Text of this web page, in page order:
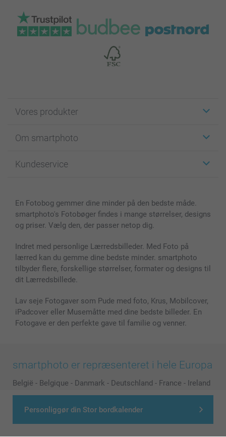
Personliggør din Stor bordkalender
Vores produkter
Fotokort
Fotobøger
Cover til mobil & tablet
MyNameBook
Fotorammer & Tilbehør
Alle fotoprodukter
Om smartphoto
For affiliate
Sitemap
Betingelser og garantier
Kundeservice
smartbonus
Priser & betaling
En Fotobog gemmer dine minder på den bedste måde.
smartphoto's Fotobøger findes i mange størrelser, designs
og priser. Vælg den, der passer netop dig.
Indret med personlige Lærredsbilleder. Med Foto på
lærred kan du gemme dine bedste minder. smartphoto
tilbyder flere, forskellige størrelser, formater og designs til
dit Lærredsbillede.
Lav seje Fotogaver som Pude med foto, Krus, Mobilcover,
iPadcover eller Musemåtte med dine bedste billeder. En
Fotogave er den perfekte gave til familie og venner.
smartphoto er repræsenteret i hele Europa
België - Belgique - Danmark - Deutschland - France - Ireland
- Nederland - Norge - Österreich - Schweiz - Suisse -
Switzerland - Suomi Sverige - United Kingdom